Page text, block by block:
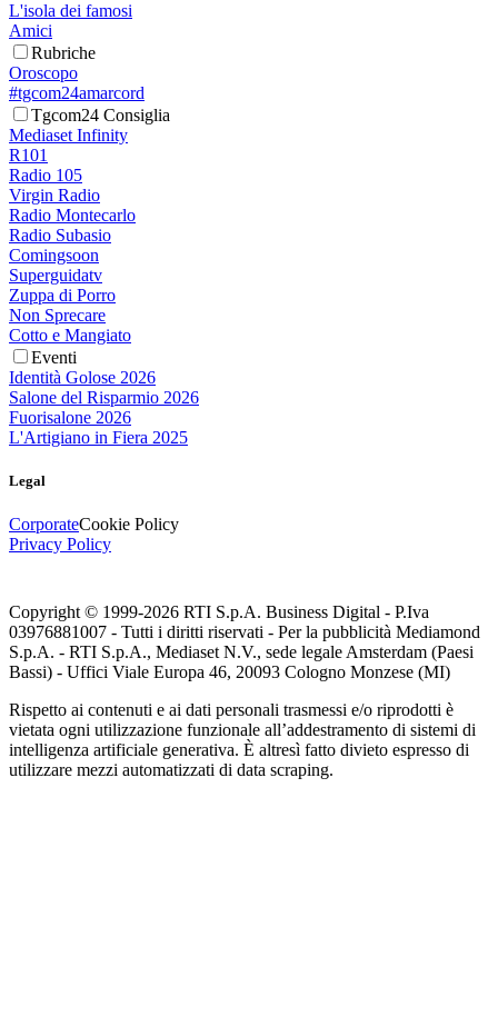
L'isola dei famosi
Amici
Rubriche
Oroscopo
#tgcom24amarcord
Tgcom24 Consiglia
Mediaset Infinity
R101
Radio 105
Virgin Radio
Radio Montecarlo
Radio Subasio
Comingsoon
Superguidatv
Zuppa di Porro
Non Sprecare
Cotto e Mangiato
Eventi
Identità Golose 2026
Salone del Risparmio 2026
Fuorisalone 2026
L'Artigiano in Fiera 2025
Legal
CorporateCookie Policy
Privacy Policy
Copyright © 1999-2026 RTI S.p.A. Business Digital - P.Iva
03976881007 - Tutti i diritti riservati - Per la pubblicità Mediamond
S.p.A. - RTI S.p.A., Mediaset N.V., sede legale Amsterdam (Paesi
Bassi) - Uffici Viale Europa 46, 20093 Cologno Monzese (MI)
Rispetto ai contenuti e ai dati personali trasmessi e/o riprodotti è
vietata ogni utilizzazione funzionale all’addestramento di sistemi di
intelligenza artificiale generativa. È altresì fatto divieto espresso di
utilizzare mezzi automatizzati di data scraping.